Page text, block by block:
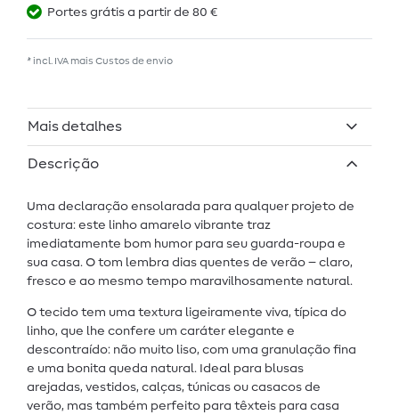
Portes grátis a partir de 80 €
* incl. IVA mais Custos de envio
Mais detalhes
Descrição
Uma declaração ensolarada para qualquer projeto de
costura: este linho amarelo vibrante traz
imediatamente bom humor para seu guarda-roupa e
sua casa. O tom lembra dias quentes de verão – claro,
fresco e ao mesmo tempo maravilhosamente natural.
O tecido tem uma textura ligeiramente viva, típica do
linho, que lhe confere um caráter elegante e
descontraído: não muito liso, com uma granulação fina
e uma bonita queda natural. Ideal para blusas
arejadas, vestidos, calças, túnicas ou casacos de
verão, mas também perfeito para têxteis para casa